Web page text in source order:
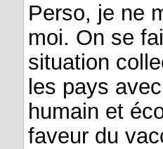
Perso, je ne
moi. On se
situation
les pays
humain et
faveur du